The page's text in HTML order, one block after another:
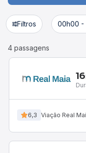
Filtros 00h00 -
4 passagens
6,3 Viação Real